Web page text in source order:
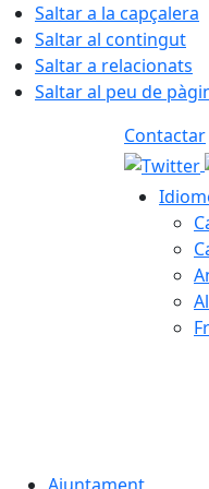
Saltar a la capçalera
Saltar al contingut
Saltar a relacionats
Saltar al peu de
Contactar